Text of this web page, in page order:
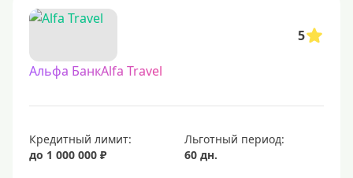
5
Альфа БанкAlfa Travel
Кредитный лимит:
до 1 000 000 ₽
Льготный период:
60 дн.